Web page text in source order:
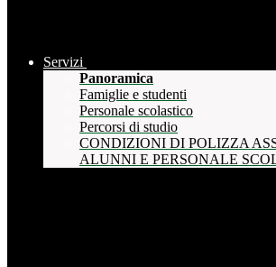
Servizi
Panoramica
Famiglie e studenti
Personale scolastico
Percorsi di studio
CONDIZIONI DI POLIZZA
ALUNNI E PERSONALE